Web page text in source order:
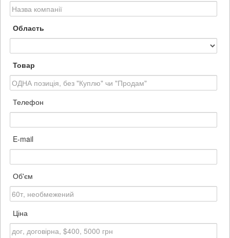
Область
Товар
Телефон
E-mail
Об'єм
Ціна